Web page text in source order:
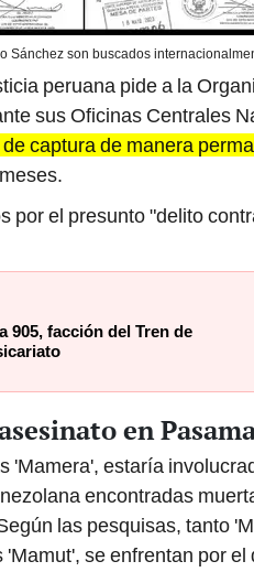
Sánchez son buscados
peruana pide a la
sus Oficinas Centrales
captura de manera
por el presunto "delito
905, facción del Tren de
en
'Mamera', estaría
encontradas
las pesquisas, tanto
'Mamut', se enfrentan por el